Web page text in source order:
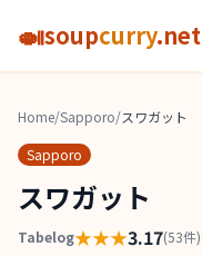
🍛soupcurry.net
Home/Sapporo/スワガット
Sapporo
スワガット
Tabelog★★★3.17(53件)